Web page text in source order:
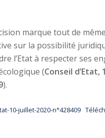
marque tout de
sur la possibilité
l’Etat à respecter ses
(Conseil d’Etat,
).
10-juillet-2020-n°428409